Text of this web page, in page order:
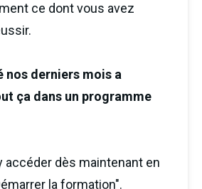
ce dont vous avez
nos derniers mois a
ça dans un programme
accéder dès maintenant en
la formation".